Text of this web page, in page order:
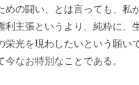
めの闘い、とは言っても、私
利主張というより、純粋に
栄光を現わしたいという願
今なお特別なことである。